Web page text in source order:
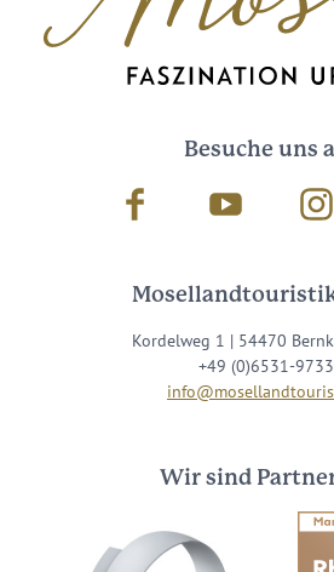
Besuche uns
Facebook Youtube
Kordelweg 1 | 54470
+49 (0)6531-
Wir sind